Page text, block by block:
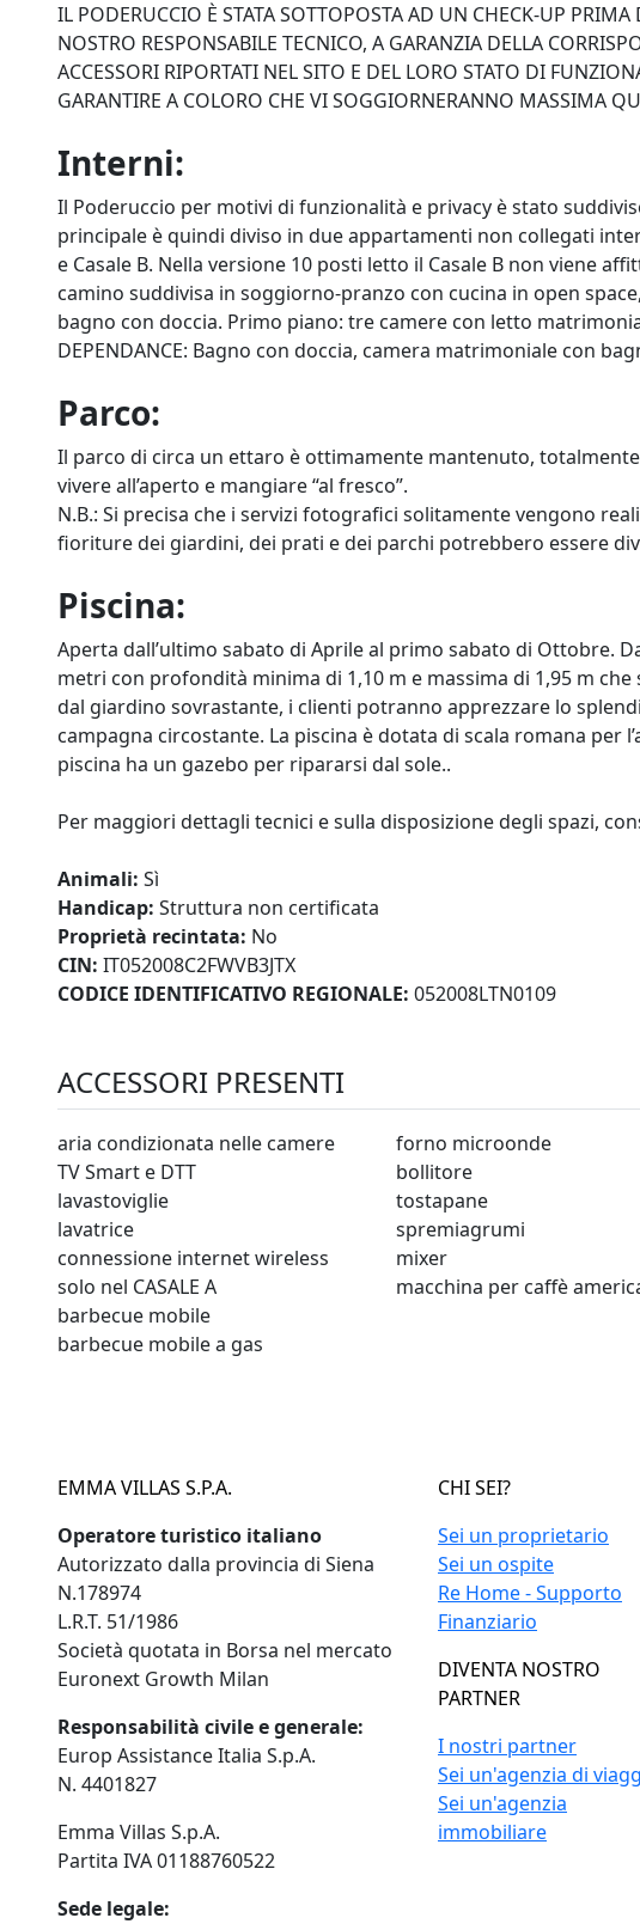
IL PODERUCCIO È STATA SOTTOPOSTA AD UN CHECK-UP
NOSTRO RESPONSABILE TECNICO, A GARANZIA DELLA
ACCESSORI RIPORTATI NEL SITO E DEL LORO STATO DI
GARANTIRE A COLORO CHE VI SOGGIORNERANNO MASSIMA
Interni:
Il Poderuccio per motivi di funzionalità e privacy è stato
principale è quindi diviso in due appartamenti non collegati
e Casale B. Nella versione 10 posti letto il Casale B non viene
camino suddivisa in soggiorno-pranzo con cucina in open
bagno con doccia. Primo piano: tre camere con letto
DEPENDANCE: Bagno con doccia, camera matrimoniale con
Parco:
Il parco di circa un ettaro è ottimamente mantenuto,
vivere all’aperto e mangiare “al fresco”.
N.B.: Si precisa che i servizi fotografici solitamente vengono
fioriture dei giardini, dei prati e dei parchi potrebbero essere
Piscina:
Aperta dall’ultimo sabato di Aprile al primo sabato di Ottobre.
metri con profondità minima di 1,10 m e massima di 1,95 m
dal giardino sovrastante, i clienti potranno apprezzare lo
campagna circostante. La piscina è dotata di scala romana per
piscina ha un gazebo per ripararsi dal sole..
Per maggiori dettagli tecnici e sulla disposizione degli spazi,
Animali: Sì
Handicap: Struttura non certificata
Proprietà recintata: No
CIN: IT052008C2FWVB3JTX
CODICE IDENTIFICATIVO REGIONALE: 052008LTN0109
ACCESSORI PRESENTI
aria condizionata nelle camere
TV Smart e DTT
lavastoviglie
lavatrice
connessione internet wireless
solo nel CASALE A
barbecue mobile
barbecue mobile a gas
forno microonde
bollitore
tostapane
spremiagrumi
mixer
macchina per caffè
EMMA VILLAS S.P.A.
Operatore turistico italiano
Autorizzato dalla provincia di Siena
N.178974
L.R.T. 51/1986
Società quotata in Borsa nel mercato
Euronext Growth Milan
Responsabilità civile e generale:
Europ Assistance Italia S.p.A.
N. 4401827
Emma Villas S.p.A.
Partita IVA 01188760522
Sede legale:
CHI SEI?
Sei un proprietario
Sei un ospite
Re Home - Supporto
Finanziario
DIVENTA NOSTRO
PARTNER
I nostri partner
Sei un'agenzia di
Sei un'agenzia
immobiliare